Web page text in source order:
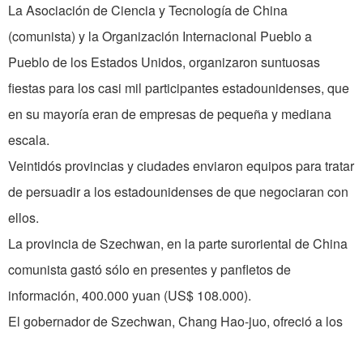
La Asociación de Ciencia y Tecnología de China
(comunista) y la Organización Internacional Pueblo a
Pueblo de los Estados Unidos, organizaron suntuosas
fiestas para los casi mil participantes estadounidenses, que
en su mayoría eran de empresas de pequeña y mediana
escala.
Veintidós provincias y ciudades enviaron equipos para tratar
de persuadir a los estadounidenses de que negociaran con
ellos.
La provincia de Szechwan, en la parte suroriental de China
comunista gastó sólo en presentes y panfletos de
información, 400.000 yuan (US$ 108.000).
El gobernador de Szechwan, Chang Hao-juo, ofreció a los